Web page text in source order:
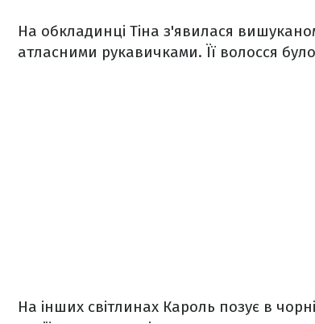
На обкладинці Тіна з'явилася
атласними рукавичками. Її волосся
На інших світлинах Кароль позує в